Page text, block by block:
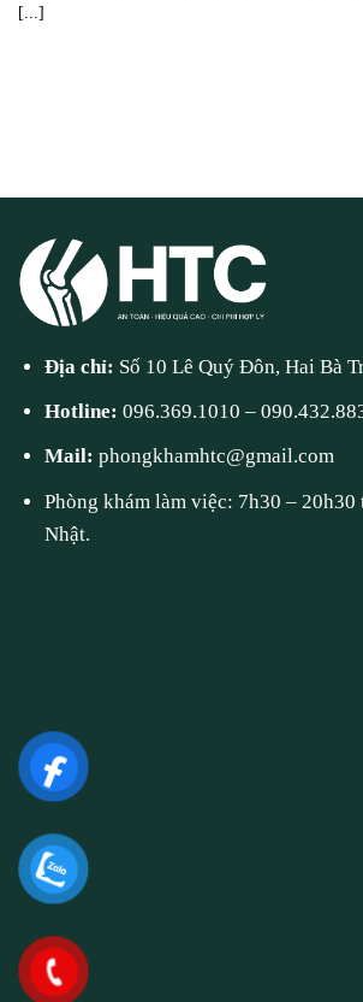
[...]
Địa chỉ: Số 10 Lê Quý Đôn, Hai Bà
Hotline:096.369.1010 –
Mail:phongkhamhtc@gmail.com
Phòng khám làm việc: 7h30 – 20h30
Nhật.